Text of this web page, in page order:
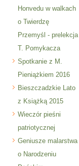
Honvedu w walkach
o Twierdzę
Przemyśl - prelekcja
T. Pomykacza
Spotkanie z M.
Pieniążkiem 2016
Bieszczadzkie Lato
z Książką 2015
Wieczór pieśni
patriotycznej
Geniusze malarstwa
o Narodzeniu